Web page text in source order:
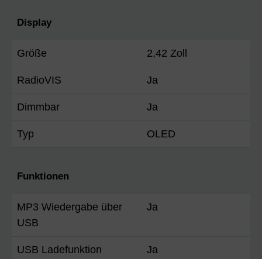
Display
Größe 2,42 Zoll
RadioVIS Ja
Dimmbar Ja
Typ OLED
Funktionen
MP3 Wiedergabe über
USB
Ja
USB Ladefunktion Ja